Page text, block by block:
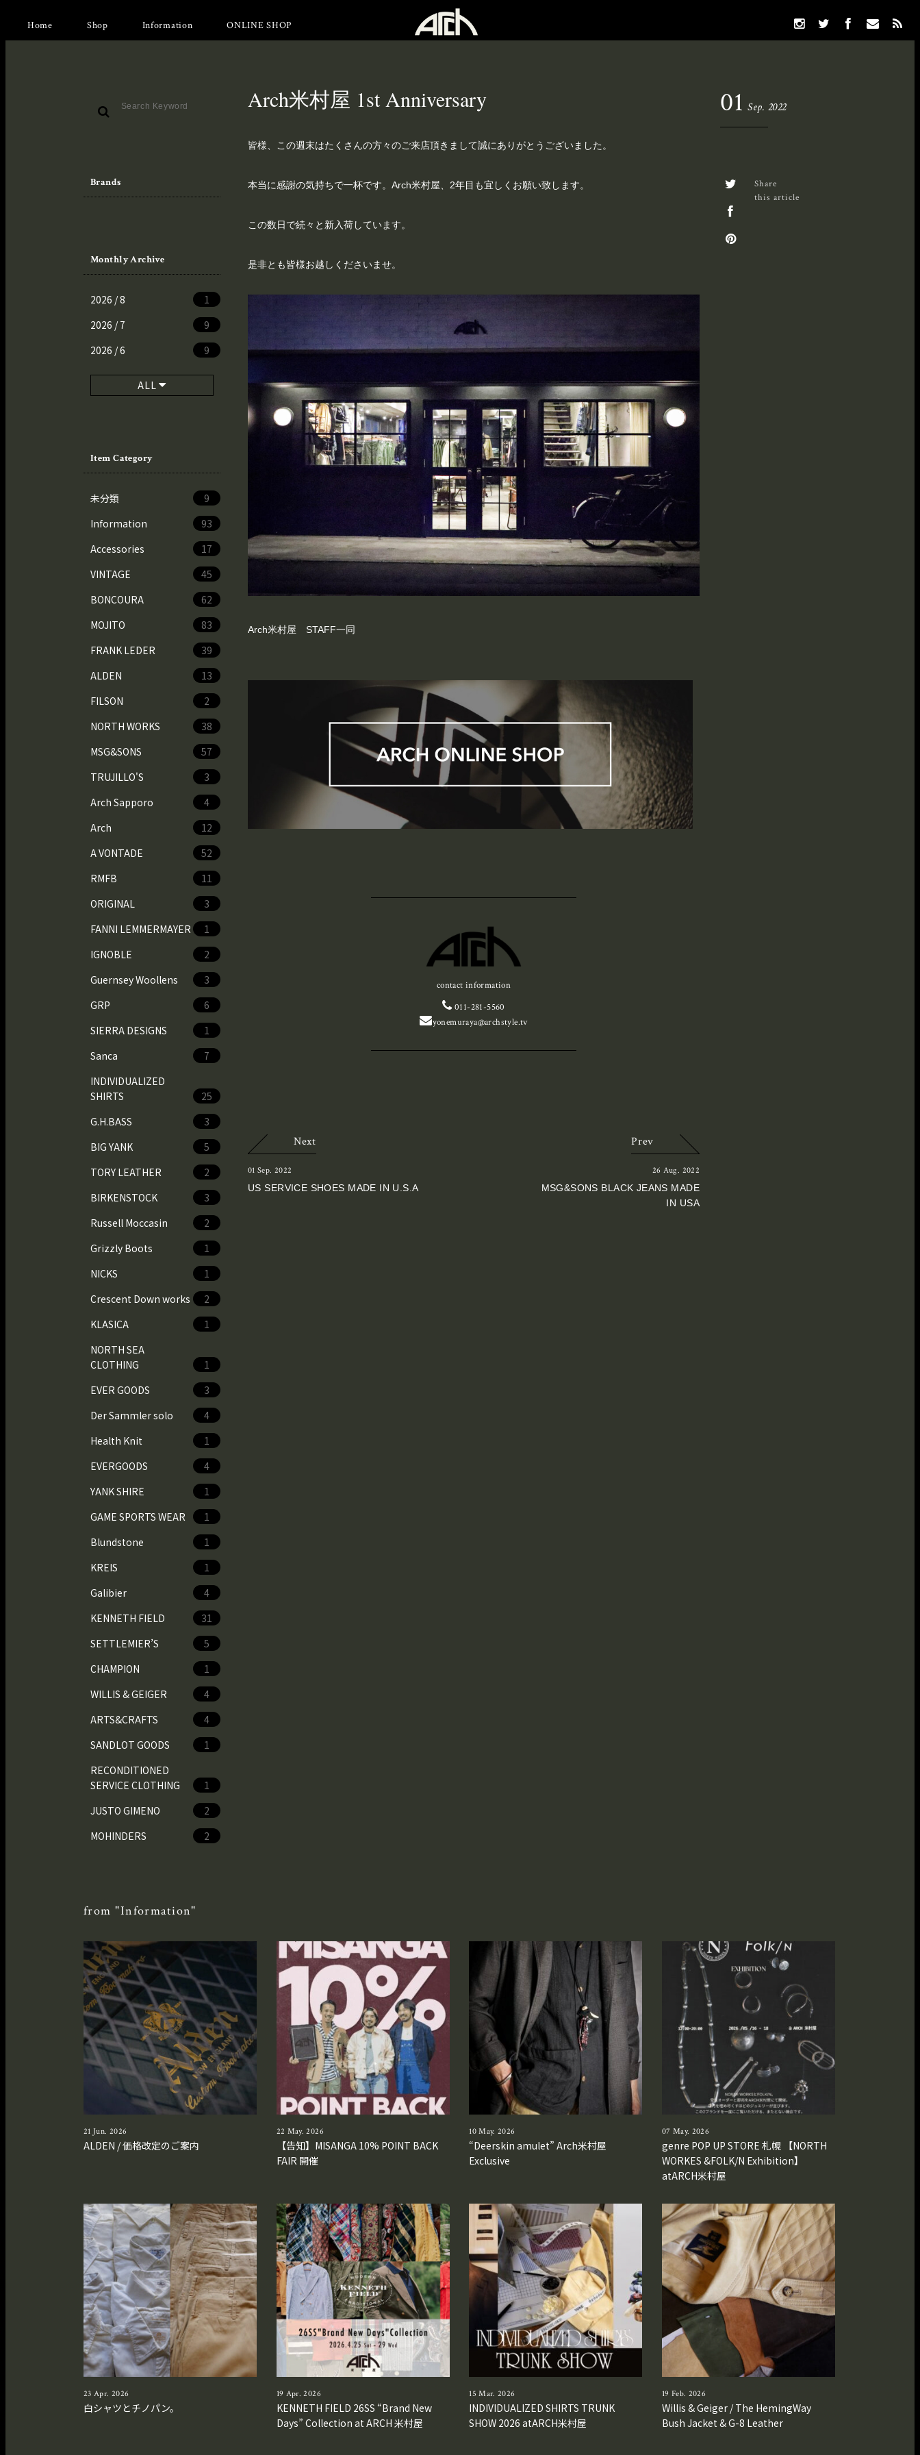
Home Shop Information ONLINE SHOP
Brands
Monthly Archive
2026 / 8
1
2026 / 7
9
2026 / 6
9
ALL
Item Category
未分類
9
Information
93
Accessories
17
VINTAGE
45
BONCOURA
62
MOJITO
83
FRANK LEDER
39
ALDEN
13
FILSON
2
NORTH WORKS
38
MSG&SONS
57
TRUJILLO'S
3
Arch Sapporo
4
Arch
12
A VONTADE
52
RMFB
11
ORIGINAL
3
FANNI LEMMERMAYER
1
IGNOBLE
2
Guernsey Woollens
3
GRP
6
SIERRA DESIGNS
1
Sanca
7
INDIVIDUALIZED
SHIRTS
25
G.H.BASS
3
BIG YANK
5
TORY LEATHER
2
BIRKENSTOCK
3
Russell Moccasin
2
Grizzly Boots
1
NICKS
1
Crescent Down works
2
KLASICA
1
NORTH SEA
CLOTHING
1
EVER GOODS
3
Der Sammler solo
4
Health Knit
1
EVERGOODS
4
YANK SHIRE
1
GAME SPORTS WEAR
1
Blundstone
1
KREIS
1
Galibier
4
KENNETH FIELD
31
SETTLEMIER’S
5
CHAMPION
1
WILLIS & GEIGER
4
ARTS&CRAFTS
4
SANDLOT GOODS
1
RECONDITIONED
SERVICE CLOTHING
1
JUSTO GIMENO
2
MOHINDERS
2
Arch米村屋 1st Anniversary 01 Sep. 2022
Share
this article
皆様、この週末はたくさんの方々のご来店頂きまして誠にありがとうございました。
本当に感謝の気持ちで一杯です。Arch米村屋、2年目も宜しくお願い致します。
この数日で続々と新入荷しています。
是非とも皆様お越しくださいませ。
Arch米村屋 STAFF一同
contact information
011-281-5560
yonemuraya@archstyle.tv
Next
01 Sep. 2022
US SERVICE SHOES MADE IN U.S.A
Prev
26 Aug. 2022
MSG&SONS BLACK JEANS MADE
IN USA
from "Information"
21 Jun. 2026
ALDEN / 価格改定のご案内
22 May. 2026
【告知】MISANGA 10% POINT BACK
FAIR 開催
10 May. 2026
“Deerskin amulet” Arch米村屋
Exclusive
07 May. 2026
genre POP UP STORE 札幌 【NORTH
WORKES &FOLK/N Exhibition】
atARCH米村屋
23 Apr. 2026
白シャツとチノパン。
19 Apr. 2026
KENNETH FIELD 26SS “Brand New
Days” Collection at ARCH 米村屋
15 Mar. 2026
INDIVIDUALIZED SHIRTS TRUNK
SHOW 2026 atARCH米村屋
19 Feb. 2026
Willis & Geiger / The HemingWay
Bush Jacket & G-8 Leather